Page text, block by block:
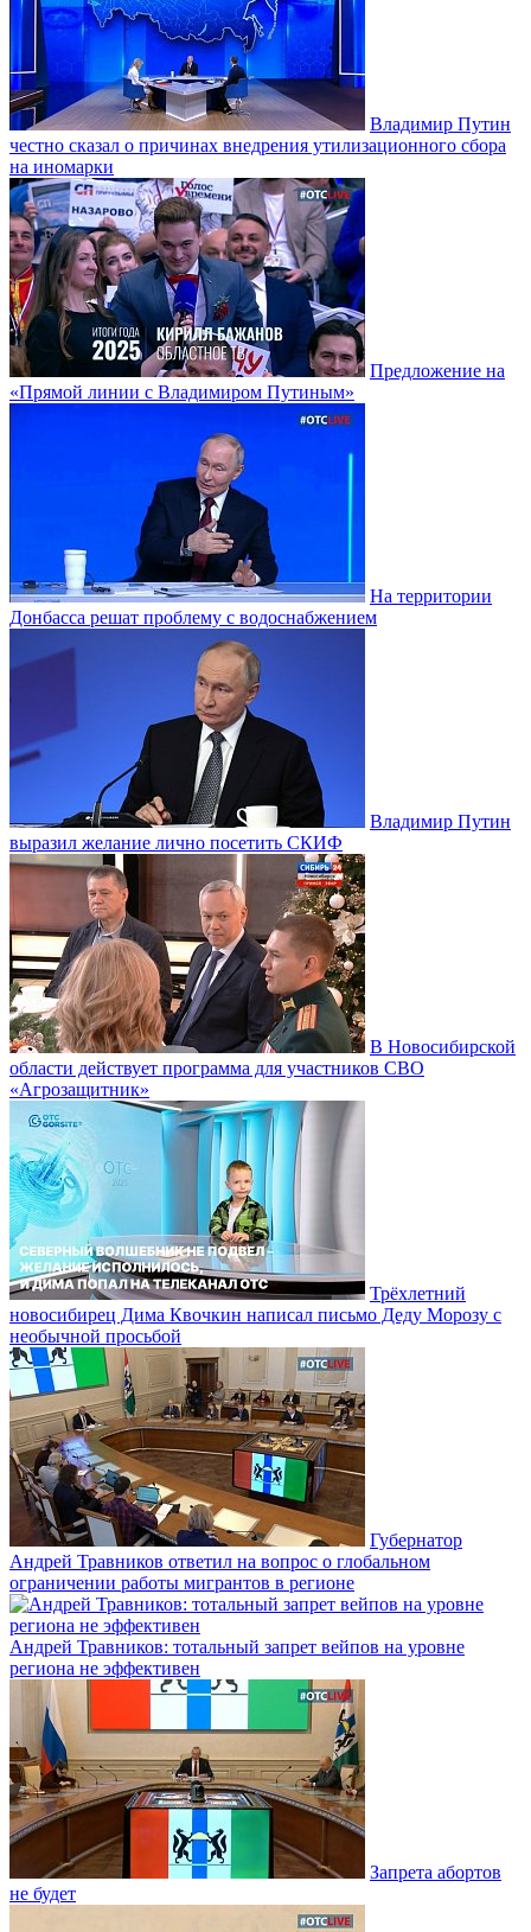
Владимир Путин
честно сказал о причинах внедрения утилизационного сбора
на иномарки
Предложение на
«Прямой линии с Владимиром Путиным»
На территории
Донбасса решат проблему с водоснабжением
Владимир Путин
выразил желание лично посетить СКИФ
В Новосибирской
области действует программа для участников СВО
«Агрозащитник»
Трёхлетний
новосибирец Дима Квочкин написал письмо Деду Морозу с
необычной просьбой
Губернатор
Андрей Травников ответил на вопрос о глобальном
ограничении работы мигрантов в регионе
Андрей Травников: тотальный запрет вейпов на уровне
региона не эффективен
Запрета абортов
не будет